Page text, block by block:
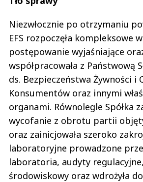
Niezwłocznie po otrzymaniu
EFS rozpoczęła kompleksowe
postępowanie wyjaśniające
współpracowała z Państwową
ds. Bezpieczeństwa Żywności i
Konsumentów oraz innymi
organami. Równolegle Spółka
wycofanie z obrotu partii
oraz zainicjowała szeroko
laboratoryjne prowadzone
laboratoria, audyty
środowiskowy oraz wdrożyła